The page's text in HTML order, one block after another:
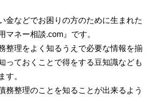
金などでお困りの方のために生まれた
マネー相談.com』です。
整理をよく知るうえで必要な情報を揃
っておくことで得をする豆知識なども
す。
務整理のことを知ることが出来るよう